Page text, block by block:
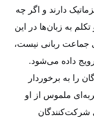
دارند و اگر چه
به زبان‌ها در این
ربانی نیست،
داده می‌شود.
را به برخوردار
ملموس از او
شرکت‌کنندگان